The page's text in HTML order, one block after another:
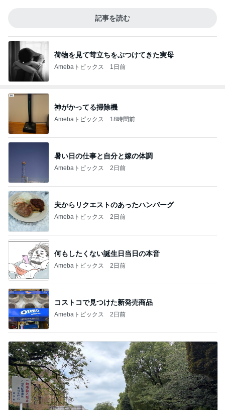
記事を読む
荷物を見て苛立ちをぶつけてきた実母
Amebaトピックス 1日前
神がかってる掃除機
Amebaトピックス 18時間前
暑い日の仕事と自分と嫁の体調
Amebaトピックス 2日前
夫からリクエストのあったハンバーグ
Amebaトピックス 2日前
何もしたくない誕生日当日の本音
Amebaトピックス 2日前
コストコで見つけた新発売商品
Amebaトピックス 2日前